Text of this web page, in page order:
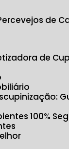
Percevejos de
de
100%